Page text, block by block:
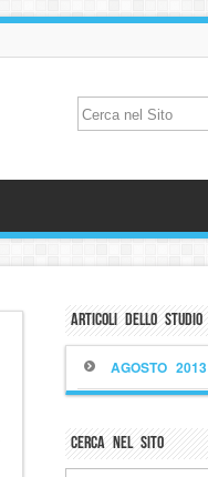
Articoli dello Studio
AGOSTO 2013
Cerca nel sito